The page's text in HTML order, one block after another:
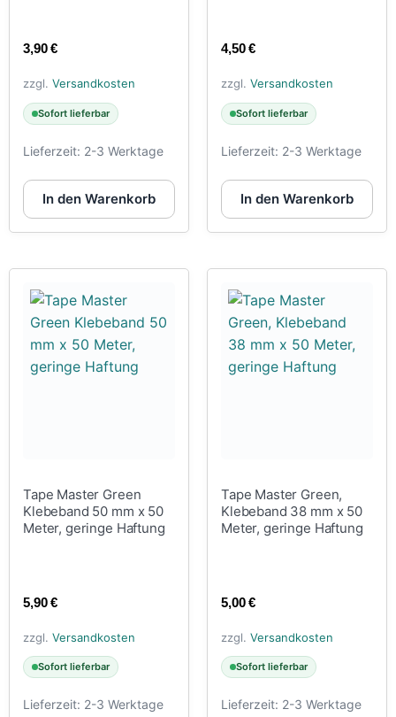
3,90€
zzgl. Versandkosten
Sofort lieferbar
Lieferzeit: 2-3 Werktage
In den Warenkorb
4,50€
zzgl. Versandkosten
Sofort lieferbar
Lieferzeit: 2-3 Werktage
In den Warenkorb
Tape Master Green
Klebeband 50 mm x 50
Meter, geringe Haftung
5,90€
zzgl. Versandkosten
Sofort lieferbar
Lieferzeit: 2-3 Werktage
Tape Master Green,
Klebeband 38 mm x 50
Meter, geringe Haftung
5,00€
zzgl. Versandkosten
Sofort lieferbar
Lieferzeit: 2-3 Werktage